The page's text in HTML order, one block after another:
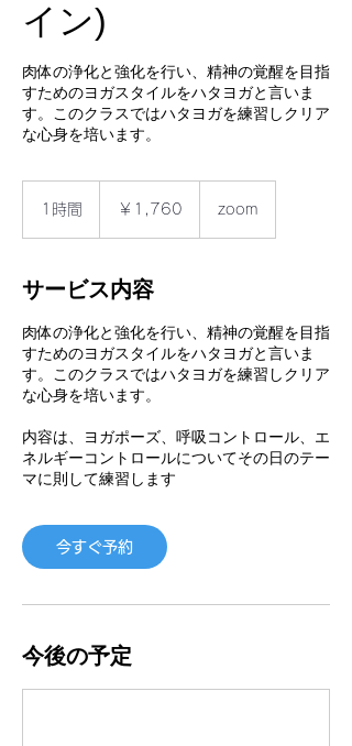
イン)
肉体の浄化と強化を行い、精神の覚醒を目指
すためのヨガスタイルをハタヨガと言いま
す。このクラスではハタヨガを練習しクリア
な心身を培います。
1時間 ￥1,760 zoom
サービス内容
肉体の浄化と強化を行い、精神の覚醒を目指
すためのヨガスタイルをハタヨガと言いま
す。このクラスではハタヨガを練習しクリア
な心身を培います。
内容は、ヨガポーズ、呼吸コントロール、エ
ネルギーコントロールについてその日のテー
マに則して練習します
今すぐ予約
今後の予定